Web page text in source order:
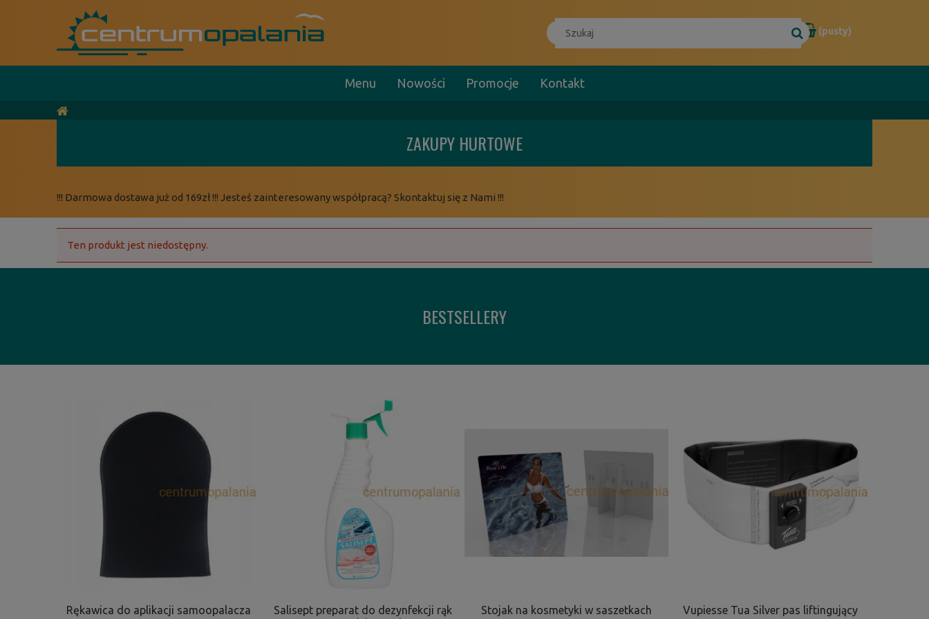
(pusty)
Menu Nowości Promocje Kontakt
ZAKUPY HURTOWE
!!! Darmowa dostawa już od 169zł !!! Jesteś zainteresowany współpracą? Skontaktuj się z Nami !!!
Ten produkt jest niedostępny.
BESTSELLERY
Rękawica do aplikacji samoopalacza
Salisept preparat do dezynfekcji rąk
Stojak na kosmetyki w saszetkach Vupiesse Tua Silver pas liftingujący